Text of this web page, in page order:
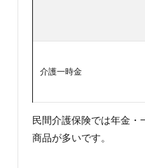
介護一時金
民間介護保険では年金・
商品が多いです。